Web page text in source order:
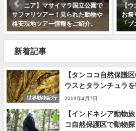
【ケニア】マサイマラ国立公園で
サファリツアー！見られた動物や
格安現地ツアー情報をご紹介。
【ウ
お祭
「
新着記事
世界動物紀行
【タンココ自然保護
ウスとタランチュラを
2019年4月7日
【インドネシア動物
コ自然保護区で動物